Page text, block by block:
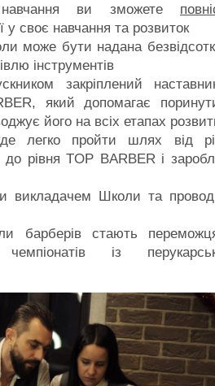
ви зможете
у своє навчання та розвиток
може бути надана
інструментів
закріплений
який допомагає
його на всіх етапах
легко пройти шлях від
рівня TOP BARBER і
викладачем Школи та
барберів стають
чемпіонатів із